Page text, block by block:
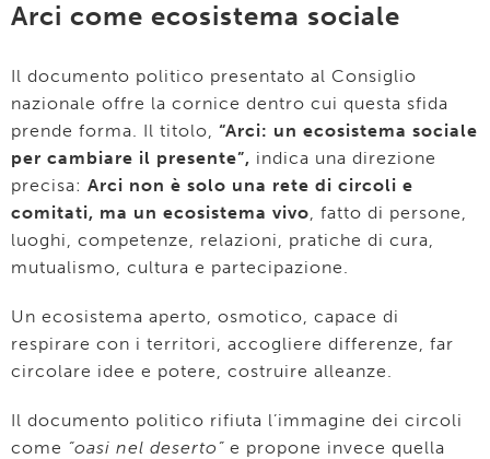
Arci come ecosistema sociale
Il documento politico presentato al Consiglio
nazionale offre la cornice dentro cui questa sfida
prende forma. Il titolo, “Arci: un ecosistema sociale
per cambiare il presente”, indica una direzione
precisa: Arci non è solo una rete di circoli e
comitati, ma un ecosistema vivo , fatto di persone,
luoghi, competenze, relazioni, pratiche di cura,
mutualismo, cultura e partecipazione.
Un ecosistema aperto, osmotico, capace di
respirare con i territori, accogliere differenze, far
circolare idee e potere, costruire alleanze.
Il documento politico rifiuta l’immagine dei circoli
come “oasi nel deserto” e propone invece quella